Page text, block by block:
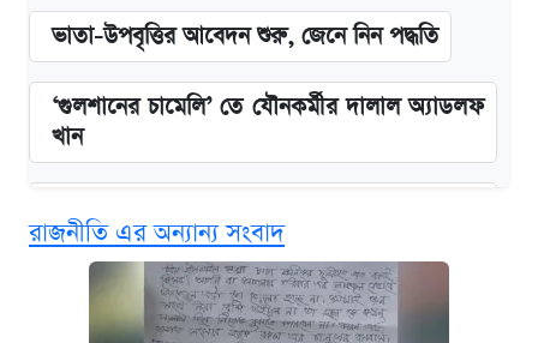
ভাতা-উপবৃত্তির আবেদন শুরু, জেনে নিন পদ্ধতি
‘গুলশানের চামেলি’ তে যৌনকর্মীর দালাল অ্যাডলফ
খান
দাম ও ফিচার
কবে শুরু হচ্ছে ঢাবির ভর্তি আবেদন, জানাল কর্তৃপক্ষ
রাজনীতি এর অন্যান্য সংবাদ